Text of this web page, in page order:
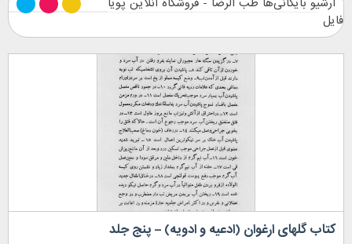
فایل
کتاب گلهای ارغوان (ادعیه و ادویه) – پنج جلد